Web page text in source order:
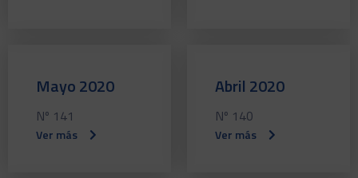
Mayo 2020
Nº 141
Ver más
Abril 2020
Nº 140
Ver más